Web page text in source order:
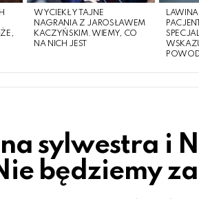
WYCIEKŁY TAJNE
NAGRANIA Z JAROSŁAWEM
KACZYŃSKIM. WIEMY, CO
NA NICH JEST
sylwestra i
będziemy